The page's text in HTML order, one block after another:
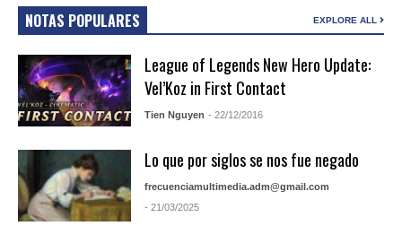
NOTAS POPULARES EXPLORE ALL
League of Legends New Hero Update:
Vel’Koz in First Contact
Tien Nguyen - 22/12/2016
Lo que por siglos se nos fue negado
frecuenciamultimedia.adm@gmail.com
- 21/03/2025